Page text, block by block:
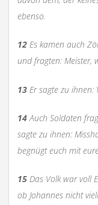
ebenso.
12Es kamen auch
und fragten: Meister,
13Er sagte zu ihnen:
14Auch Soldaten
sagte zu ihnen:
begnügt euch mit
15Das Volk war voll
ob Johannes nicht